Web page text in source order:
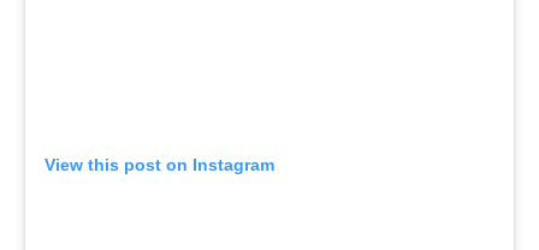
View this post on Instagram